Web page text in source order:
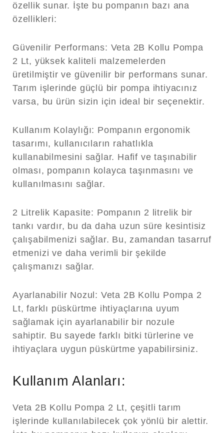
özellik sunar. İşte bu pompanın bazı ana
özellikleri:
Güvenilir Performans: Veta 2B Kollu Pompa
2 Lt, yüksek kaliteli malzemelerden
üretilmiştir ve güvenilir bir performans sunar.
Tarım işlerinde güçlü bir pompa ihtiyacınız
varsa, bu ürün sizin için ideal bir seçenektir.
Kullanım Kolaylığı: Pompanın ergonomik
tasarımı, kullanıcıların rahatlıkla
kullanabilmesini sağlar. Hafif ve taşınabilir
olması, pompanın kolayca taşınmasını ve
kullanılmasını sağlar.
2 Litrelik Kapasite: Pompanın 2 litrelik bir
tankı vardır, bu da daha uzun süre kesintisiz
çalışabilmenizi sağlar. Bu, zamandan tasarruf
etmenizi ve daha verimli bir şekilde
çalışmanızı sağlar.
Ayarlanabilir Nozul: Veta 2B Kollu Pompa 2
Lt, farklı püskürtme ihtiyaçlarına uyum
sağlamak için ayarlanabilir bir nozule
sahiptir. Bu sayede farklı bitki türlerine ve
ihtiyaçlara uygun püskürtme yapabilirsiniz.
Kullanım Alanları:
Veta 2B Kollu Pompa 2 Lt, çeşitli tarım
işlerinde kullanılabilecek çok yönlü bir alettir.